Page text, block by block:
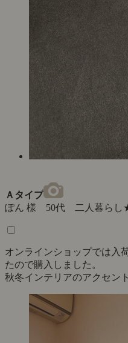
Ａタイプ
ぽん 様 50代 二人暮らし
オンラインショップでは入
たので購入しました。
秋冬インテリアのアクセン